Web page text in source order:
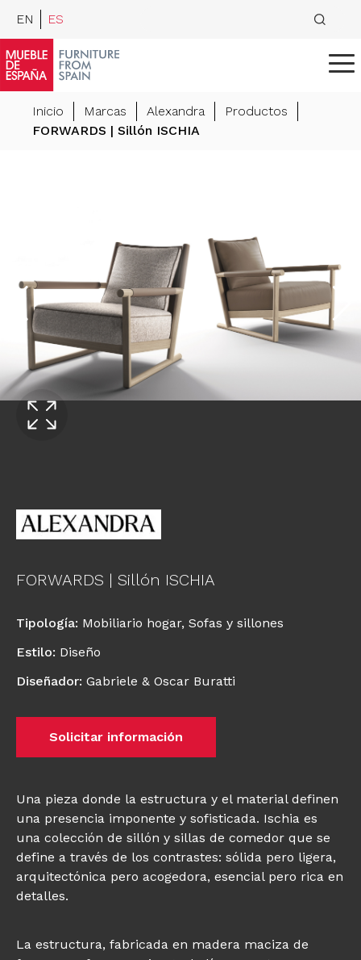
EN ES
Inicio Marcas Alexandra
Productos
FORWARDS | Sillón ISCHIA
FORWARDS | Sillón ISCHIA
Tipología: Mobiliario hogar, Sofas y sillones
Estilo: Diseño
Diseñador: Gabriele & Oscar Buratti
Solicitar información
Una pieza donde la estructura y el material definen
una presencia imponente y sofisticada. Ischia es
una colección de sillón y sillas de comedor que se
define a través de los contrastes: sólida pero ligera,
arquitectónica pero acogedora, esencial pero rica en
detalles.
La estructura, fabricada en madera maciza de